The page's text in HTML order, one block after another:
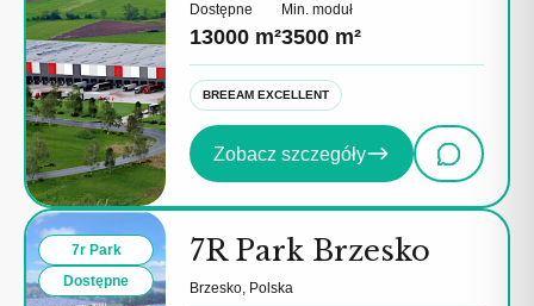
Dostępne
13000 m²
Min. moduł
3500 m²
BREEAM EXCELLENT
Zobacz szczegóły
7r Park
Dostępne
7R Park Brzesko
Brzesko, Polska